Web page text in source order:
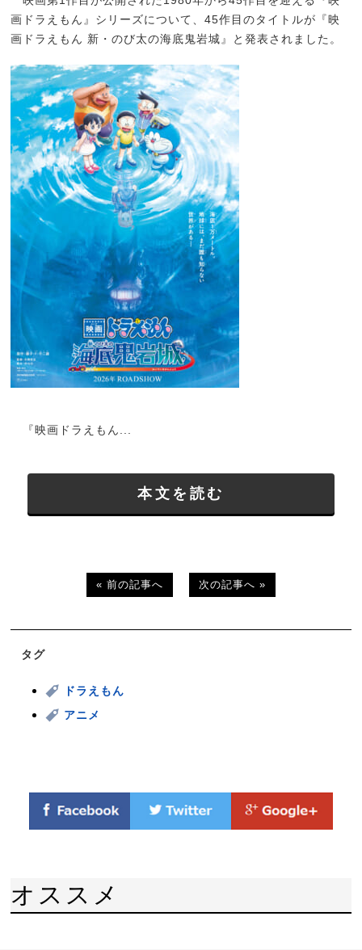
画ドラえもん』シリーズについて、45作目のタイトルが『映
画ドラえもん 新・のび太の海底鬼岩城』と発表されました。
『映画ドラえもん...
本文を読む
« 前の記事へ 次の記事へ »
タグ
ドラえもん
アニメ
オススメ